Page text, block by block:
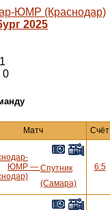
ЮМР (Краснодар)
2025
0
Матч Счёт
ЮМР — Спутник
(Самара)
6:5